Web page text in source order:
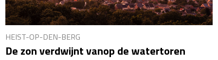
HEIST-OP-DEN-BERG
De zon verdwijnt vanop de watertoren